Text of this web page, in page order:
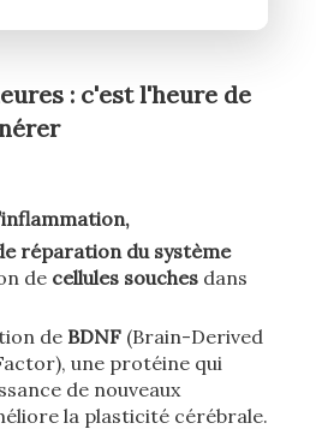
: c'est l'heure de
réparation du système
de cellules souchesdans
de BDNF(Brain-Derived
une protéine qui
de nouveaux
la plasticité cérébrale.